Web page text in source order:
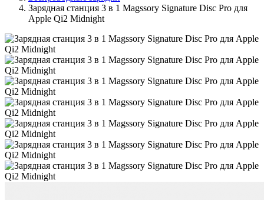
Зарядная станция 3 в 1 Magssory Signature Disc Pro для
Apple Qi2 Midnight